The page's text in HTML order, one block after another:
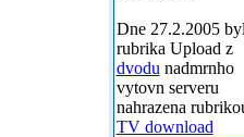
Dne 27.2.2005
rubrika Upload z
dvodu nadmrnho
vytovn serveru
nahrazena
TV download